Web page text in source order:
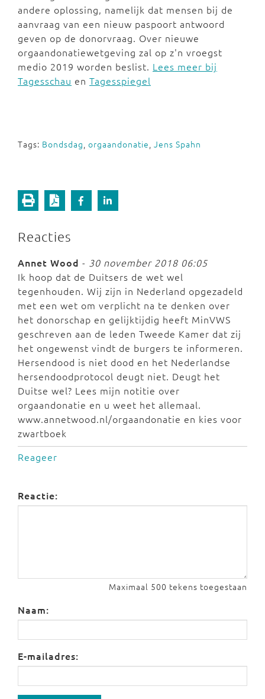
andere oplossing, namelijk dat mensen bij de
aanvraag van een nieuw paspoort antwoord
geven op de donorvraag. Over nieuwe
orgaandonatiewetgeving zal op z'n vroegst
medio 2019 worden beslist. Lees meer bij
Tagesschau en Tagesspiegel
Tags: Bondsdag, orgaandonatie, Jens Spahn
Reacties
Annet Wood - 30 november 2018 06:05
Ik hoop dat de Duitsers de wet wel
tegenhouden. Wij zijn in Nederland opgezadeld
met een wet om verplicht na te denken over
het donorschap en gelijktijdig heeft MinVWS
geschreven aan de leden Tweede Kamer dat zij
het ongewenst vindt de burgers te informeren.
Hersendood is niet dood en het Nederlandse
hersendoodprotocol deugt niet. Deugt het
Duitse wel? Lees mijn notitie over
orgaandonatie en u weet het allemaal.
www.annetwood.nl/orgaandonatie en kies voor
zwartboek
Reageer
Reactie:
Maximaal 500 tekens toegestaan
Naam:
E-mailadres: